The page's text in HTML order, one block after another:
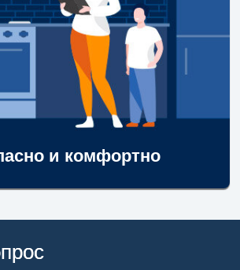
и комфортно